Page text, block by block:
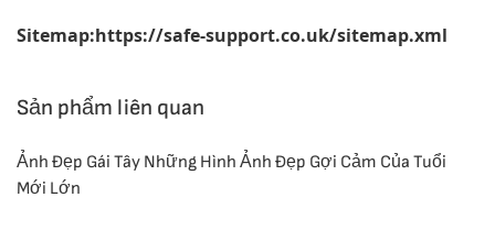
Sitemap:https://safe-support.co.uk/sitemap.xml
Sản phẩm liên quan
Ảnh Đẹp Gái Tây Những Hình Ảnh Đẹp Gợi Cảm Của Tuổi
Mới Lớn